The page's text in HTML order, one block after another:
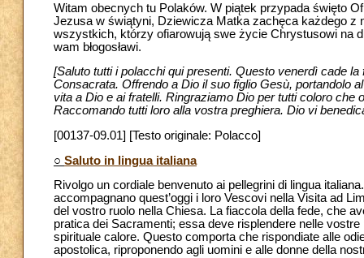
Witam obecnych tu Polaków. W piątek przypada święto
Jezusa w świątyni, Dziewicza Matka zachęca każdego
wszystkich, którzy ofiarowują swe życie Chrystusowi na
wam błogosławi.
[Saluto tutti i polacchi qui presenti. Questo venerdì cade
Consacrata. Offrendo a Dio il suo figlio Gesù, portandolo
vita a Dio e ai fratelli. Ringraziamo Dio per tutti coloro
Raccomando tutti loro alla vostra preghiera. Dio vi
[00137-09.01] [Testo originale: Polacco]
○ Saluto in lingua italiana
Rivolgo un cordiale benvenuto ai pellegrini di lingua
accompagnano quest’oggi i loro Vescovi nella Visita ad
del vostro ruolo nella Chiesa. La fiaccola della fede, che
pratica dei Sacramenti; essa deve risplendere nelle
spirituale calore. Questo comporta che rispondiate alle
apostolica, riproponendo agli uomini e alle donne della